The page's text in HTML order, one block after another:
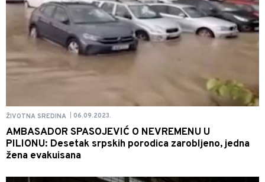
ŽIVOTNA SREDINA 06.09.2023.
AMBASADOR SPASOJEVIĆ O NEVREMENU U
PILIONU: Desetak srpskih porodica zarobljeno, jedna
žena evakuisana